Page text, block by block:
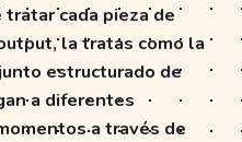
cada pieza de
la tratas como la
estructurado de
a diferentes
a través de